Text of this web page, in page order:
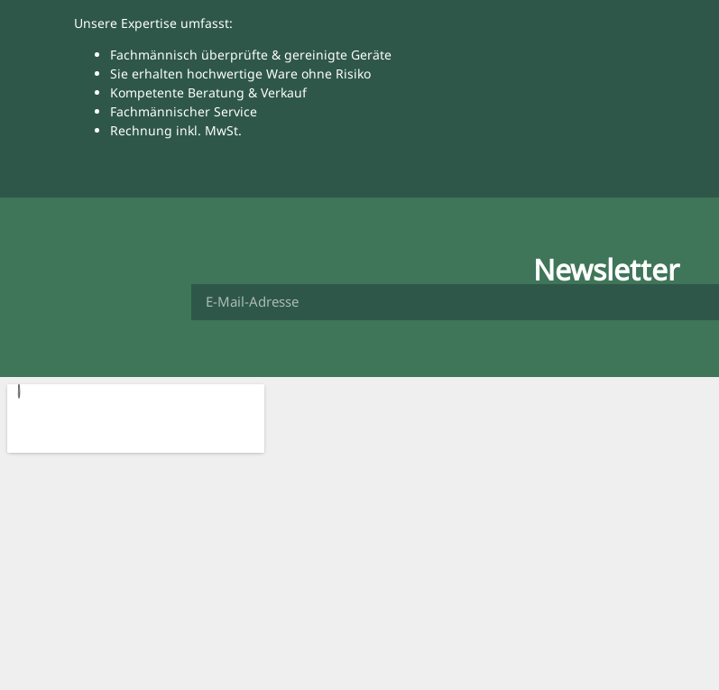
Unsere Expertise umfasst:
Fachmännisch überprüfte & gereinigte Geräte
Sie erhalten hochwertige Ware ohne Risiko
Kompetente Beratung & Verkauf
Fachmännischer Service
Rechnung inkl. MwSt.
Newsletter